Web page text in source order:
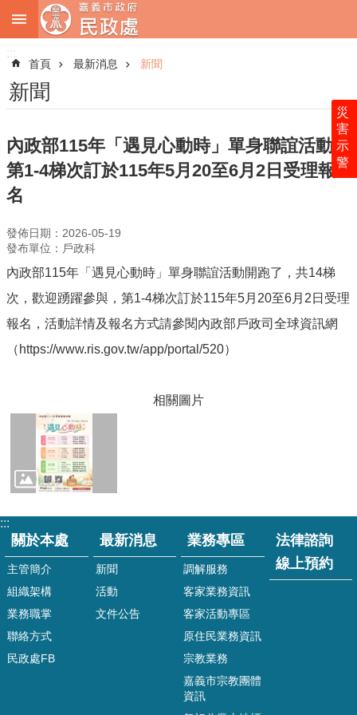
跳到主要內容區塊
階
尋
關
於
本
最
新
消
息
業
務
線
上
線
上
申
辦
戶
籍
登
災
害
示
警
:::
首頁 最新消息 新聞
新聞
內政部115年「遇見心動時」單身聯誼活動，
第1-4梯次訂於115年5月20至6月2日受理報
名
發佈日期：2026-05-19
發布單位：戶政科
內政部115年「遇見心動時」單身聯誼活動開跑了，共14梯
次，歡迎踴躍參與，第1-4梯次訂於115年5月20至6月2日受理
報名，活動詳情及報名方式請參閱內政部戶政司全球資訊網
（https://www.ris.gov.tw/app/portal/520）
相關圖片
:::
關於本處
主管簡介
組織架構
業務職掌
聯絡方式
民政處FB
最新消息
新聞
活動
文件公告
業務專區
調解服務
客家業務資訊
客家活動專區
原住民業務資訊
宗教業務
嘉義市宗教團體
資訊
法律諮詢
線上預約